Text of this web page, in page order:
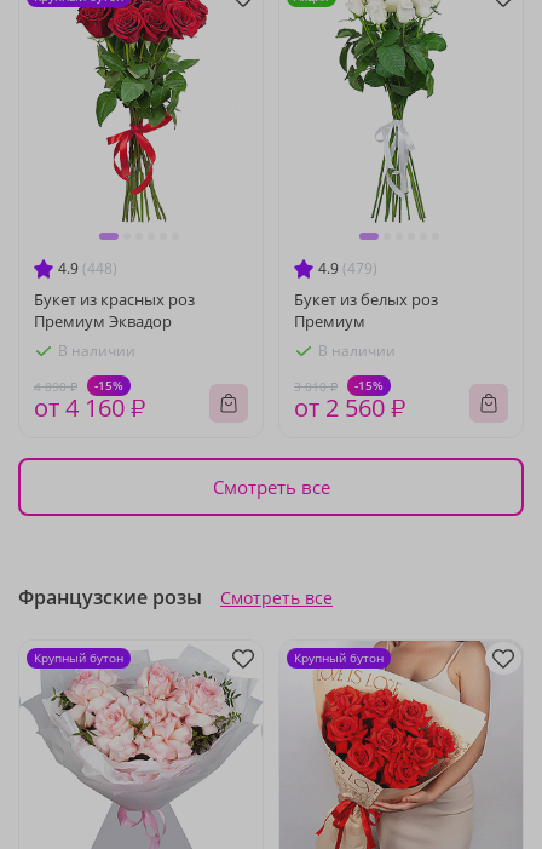
4.9 (448)
Букет из красных роз
Премиум Эквадор
В наличии
4 890 ₽ -15%
от 4 160 ₽
4.9 (479)
Букет из белых роз
Премиум
В наличии
3 010 ₽ -15%
от 2 560 ₽
Смотреть все
Французские розы Смотреть все
Крупный бутон Крупный бутон